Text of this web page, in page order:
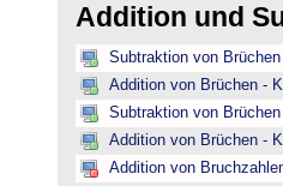
Addition und
Subtraktion von
Addition von Brüchen -
Subtraktion von
Addition von Brüchen -
Addition von